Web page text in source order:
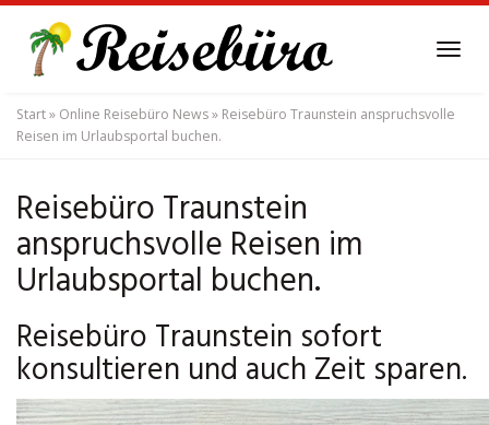
main
content
Start» Online Reisebüro News» Reisebüro Traunstein anspruchsvolle
Reisen im Urlaubsportal buchen.
Reisebüro Traunstein
anspruchsvolle Reisen im
Urlaubsportal buchen.
Reisebüro Traunstein sofort
konsultieren und auch Zeit sparen.